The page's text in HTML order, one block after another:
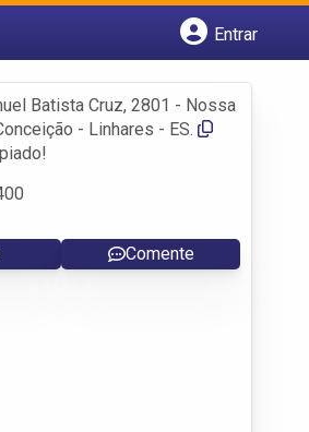
Entrar
Batista Cruz, 2801 - Nossa
- Linhares - ES.
Comente